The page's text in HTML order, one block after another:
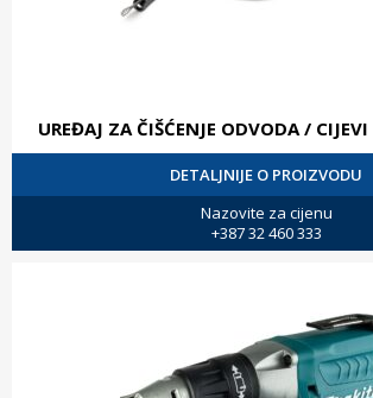
UREĐAJ ZA ČIŠĆENJE ODVODA / CIJEVI
DETALJNIJE O PROIZVODU
Nazovite za cijenu
+387 32 460 333